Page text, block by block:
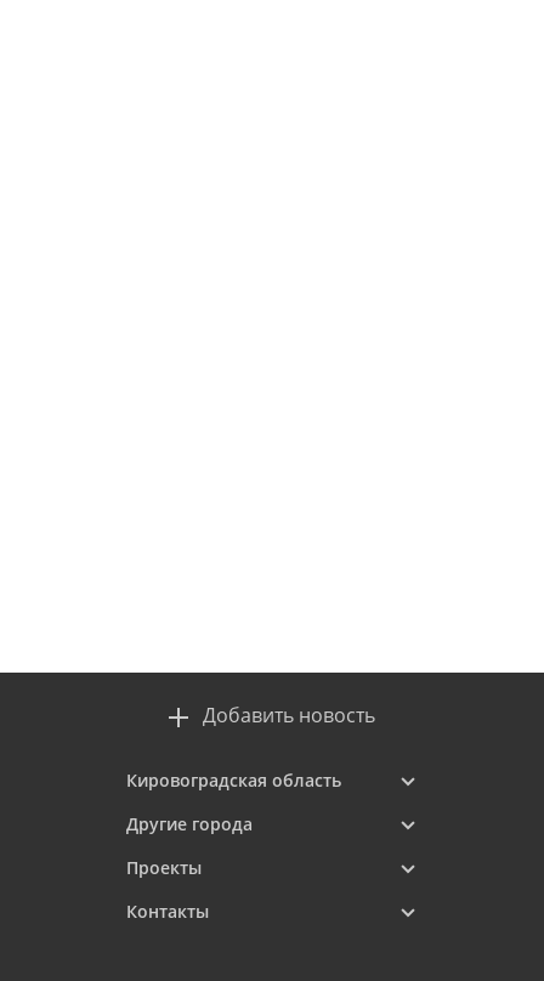
Добавить новость
Кировоградская область
Другие города
Проекты
Контакты